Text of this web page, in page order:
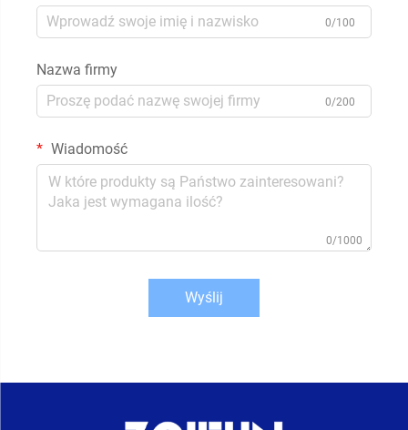
0/100
Nazwa firmy
0/200
Wiadomość
0/1000
Wyślij